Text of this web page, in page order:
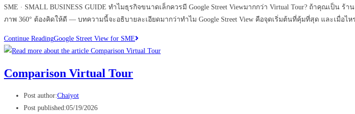
SME · SMALL BUSINESS GUIDE ทำไมธุรกิจขนาดเล็กควรมี Google Street Viewมากกว่า Virtual Tour? ถ้าคุณเ
ภาพ 360° ต้องคิดให้ดี — บทความนี้จะอธิบายละเอียดมากว่าทำไม Google Street View คือจุดเริ่มต้นที่คุ้มที่สุด และเมื่อ
Continue ReadingGoogle Street View for SME
Comparison Virtual Tour
Post author:Chaiyot
Post published:05/19/2026